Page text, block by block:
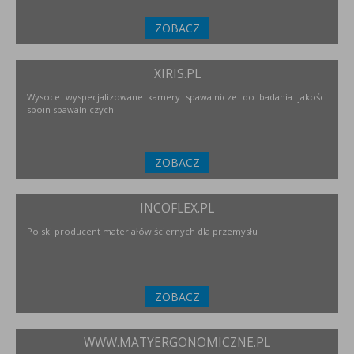
ZOBACZ
XIRIS.PL
Wysoce wyspecjalizowane kamery spawalnicze do badania jakości
spoin spawalniczych
ZOBACZ
INCOFLEX.PL
Polski producent materiałów ściernych dla przemysłu
ZOBACZ
WWW.MATYERGONOMICZNE.PL